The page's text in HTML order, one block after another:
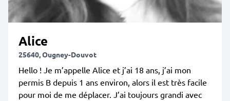
Alice
25640, Ougney-Douvot
Hello ! Je m’appelle Alice et j’ai 18 ans, j’ai mon
permis B depuis 1 ans environ, alors il est très facile
pour moi de me déplacer. J’ai toujours grandi avec